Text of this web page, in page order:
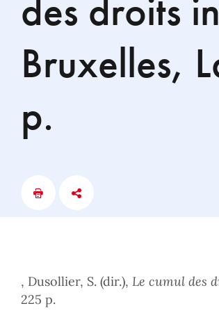
des droits
Bruxelles,
p.
, Dusollier, S. (dir.), Le cumul des
225 p.